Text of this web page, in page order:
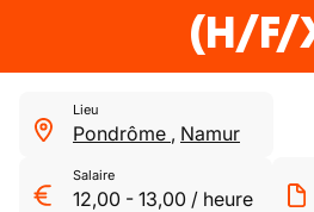
(H/F/
Lieu
Pondrôme , Namur
Salaire
12,00 - 13,00 / heure